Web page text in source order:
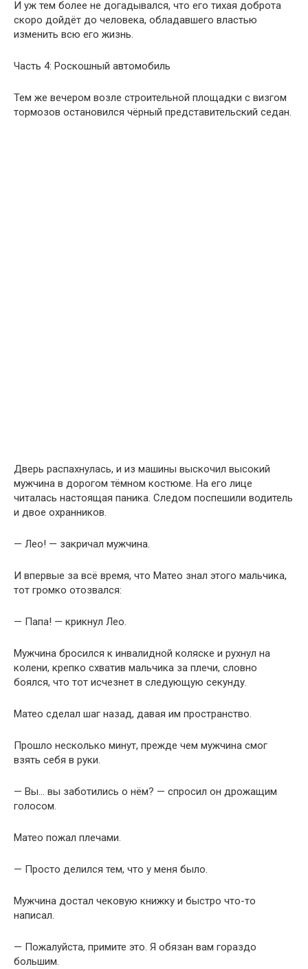
И уж тем более не догадывался, что его тихая доброта
скоро дойдёт до человека, обладавшего властью
изменить всю его жизнь.
Часть 4: Роскошный автомобиль
Тем же вечером возле строительной площадки с визгом
тормозов остановился чёрный представительский седан.
Дверь распахнулась, и из машины выскочил высокий
мужчина в дорогом тёмном костюме. На его лице
читалась настоящая паника. Следом поспешили водитель
и двое охранников.
— Лео! — закричал мужчина.
И впервые за всё время, что Матео знал этого мальчика,
тот громко отозвался:
— Папа! — крикнул Лео.
Мужчина бросился к инвалидной коляске и рухнул на
колени, крепко схватив мальчика за плечи, словно
боялся, что тот исчезнет в следующую секунду.
Матео сделал шаг назад, давая им пространство.
Прошло несколько минут, прежде чем мужчина смог
взять себя в руки.
— Вы… вы заботились о нём? — спросил он дрожащим
голосом.
Матео пожал плечами.
— Просто делился тем, что у меня было.
Мужчина достал чековую книжку и быстро что-то
написал.
— Пожалуйста, примите это. Я обязан вам гораздо
большим.